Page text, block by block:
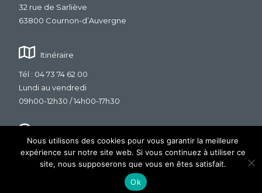
32 rue de Sarliève
63800 Cournon-d’Auvergne
Itinéraire
Tél : 04 73 74 62 00
Lundi au vendredi
09h00-12h30 / 14h00-17h30
Copyright © 2026- Design & Dévéloppement : SDC Com
Nous utilisons des cookies pour vous garantir la meilleure
expérience sur notre site web. Si vous continuez à utiliser ce
site, nous supposerons que vous en êtes satisfait.
Ok